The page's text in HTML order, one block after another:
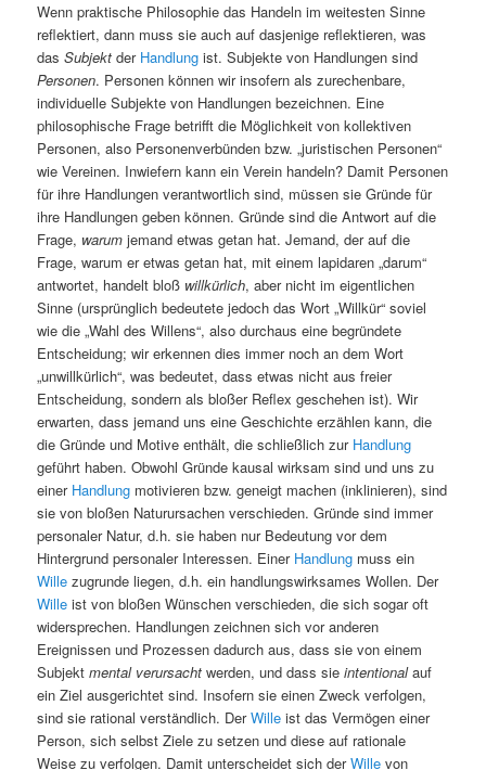
Wenn praktische Philosophie das Handeln im weitesten Sinne
reflektiert, dann muss sie auch auf dasjenige reflektieren, was
dasSubjekt der Handlung ist. Subjekte von Handlungen sind
Personen. Personen können wir insofern als zurechenbare,
individuelle Subjekte von Handlungen bezeichnen. Eine
philosophische Frage betrifft die Möglichkeit von kollektiven
Personen, also Personenverbünden bzw. „juristischen Personen“
wie Vereinen. Inwiefern kann ein Verein handeln? Damit Personen
für ihre Handlungen verantwortlich sind, müssen sie Gründe für
ihre Handlungen geben können. Gründe sind die Antwort auf die
Frage, warum jemand etwas getan hat. Jemand, der auf die
Frage, warum er etwas getan hat, mit einem lapidaren „darum“
antwortet, handelt bloß willkürlich, aber nicht im eigentlichen
Sinne (ursprünglich bedeutete jedoch das Wort „Willkür“ soviel
wie die „Wahl des Willens“, also durchaus eine begründete
Entscheidung; wir erkennen dies immer noch an dem Wort
„unwillkürlich“, was bedeutet, dass etwas nicht aus freier
Entscheidung, sondern als bloßer Reflex geschehen ist). Wir
erwarten, dass jemand uns eine Geschichte erzählen kann, die
die Gründe und Motive enthält, die schließlich zur Handlung
geführt haben. Obwohl Gründe kausal wirksam sind und uns zu
einer Handlung motivieren bzw. geneigt machen (inklinieren), sind
sie von bloßen Naturursachen verschieden. Gründe sind immer
personaler Natur, d.h. sie haben nur Bedeutung vor dem
Hintergrund personaler Interessen. Einer Handlung muss ein
Wille zugrunde liegen, d.h. ein handlungswirksames Wollen. Der
Wille ist von bloßen Wünschen verschieden, die sich sogar oft
widersprechen. Handlungen zeichnen sich vor anderen
Ereignissen und Prozessen dadurch aus, dass sie von einem
Subjektmental verursacht werden, und dass sieintentionalauf
ein Ziel ausgerichtet sind. Insofern sie einen Zweck verfolgen,
sind sie rational verständlich. DerWille ist das Vermögen einer
Person, sich selbst Ziele zu setzen und diese auf rationale
Weise zu verfolgen. Damit unterscheidet sich derWille von